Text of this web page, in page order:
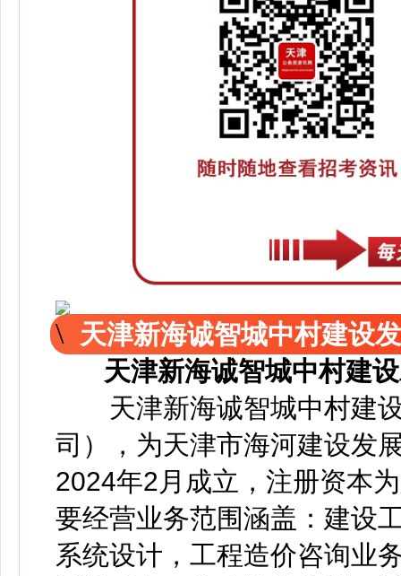
天津新海诚智城中村建设
天津新海诚智城中村建
天津新海诚智城中村建设
司），为天津市海河建设发
2024年2月成立，注册资本
要经营业务范围涵盖：建设
系统设计，工程造价咨询业